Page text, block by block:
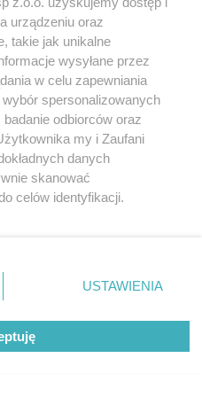
Newsletter
Reklama
urządzeniu oraz
takie jak unikalne
wysyłane przez
w celu zapewniania
spersonalizowanych
odbiorców oraz
my i Zaufani
danych
skanować
celów identyfikacji.
ustawień prywatności
rogu strony
nie wymagają zgody
sprzeciwić się takiemu
miały zastosowania tylko
USTAWIENIA